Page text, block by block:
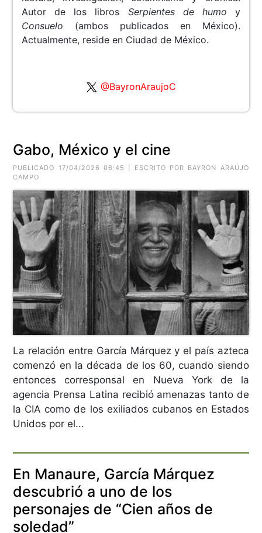
Autor de los libros Serpientes de humo y
Consuelo (ambos publicados en México).
Actualmente, reside en Ciudad de México.
@BayronAraujoC
Gabo, México y el cine
PUBLICADO 17/04/2026 06:45 | ESCRITO POR BAYRON ARAÚJO
CAMPO
La relación entre García Márquez y el país azteca
comenzó en la década de los 60, cuando siendo
entonces corresponsal en Nueva York de la
agencia Prensa Latina recibió amenazas tanto de
la CIA como de los exiliados cubanos en Estados
Unidos por el...
En Manaure, García Márquez
descubrió a uno de los
personajes de “Cien años de
soledad”